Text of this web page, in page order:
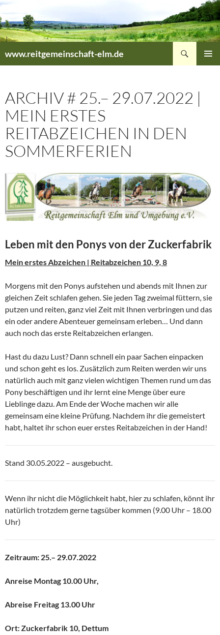
Zum
Inhalt
springen
www.reitgemeinschaft-elm.de
ARCHIV # 25.– 29.07.2022 |
MEIN ERSTES
REITABZEICHEN IN DEN
SOMMERFERIEN
Leben mit den Ponys von der Zuckerfabrik
Mein erstes Abzeichen | Reitabzeichen 10, 9, 8
Morgens mit den Ponys aufstehen und abends mit Ihnen zur
gleichen Zeit schlafen gehen. Sie jeden Tag zweimal füttern, sie
putzen und reiten, ganz viel Zeit mit Ihnen verbringen und das
ein oder andere Abenteuer gemeinsam erleben… Und dann
auch noch das erste Reitabzeichen erlangen.
Hast du dazu Lust? Dann schnell ein paar Sachen einpacken
und schon geht es los. Zusätzlich zum Reiten werden wir uns
natürlich auch mit ganz vielen wichtigen Themen rund um das
Pony beschäftigen und ihr lernt eine Menge über eure
Lieblinge dazu. Am Ende der Woche machen wir alle
gemeinsam eine kleine Prüfung. Nachdem ihr die gemeistert
habt, haltet ihr schon euer erstes Reitabzeichen in der Hand!
Stand 30.05.2022 – ausgebucht.
Wenn ihr nicht die Möglichkeit habt, hier zu schlafen, könnt ihr
natürlich trotzdem gerne tagsüber kommen (9.00 Uhr – 18.00
Uhr)
Zeitraum: 25.– 29.07.2022
Anreise Montag 10.00 Uhr,
Abreise Freitag 13.00 Uhr
Ort: Zuckerfabrik 10, Dettum